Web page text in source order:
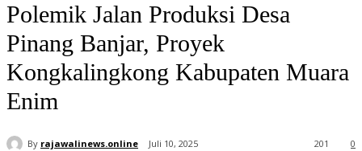
Polemik Jalan Produksi Desa
Pinang Banjar, Proyek
Kongkalingkong Kabupaten Muara
Enim
By rajawalinews.online Juli 10, 2025 0
201